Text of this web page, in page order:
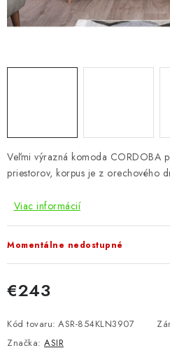
DOPLNKY A DEKORÁCIE
ZÁHRADA
Reklamácie a odstúpenie od zmluvy
Veľmi výrazná komoda CORDOBA
priestorov, korpus je z orechového
Viac informácií
Momentálne nedostupné
€243
Kód tovaru: ASR-854KLN3907
Značka: ASIR